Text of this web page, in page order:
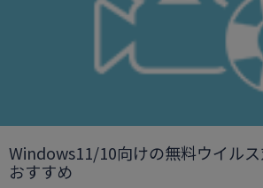
Windows11/10向けの無料ウイル
おすすめ